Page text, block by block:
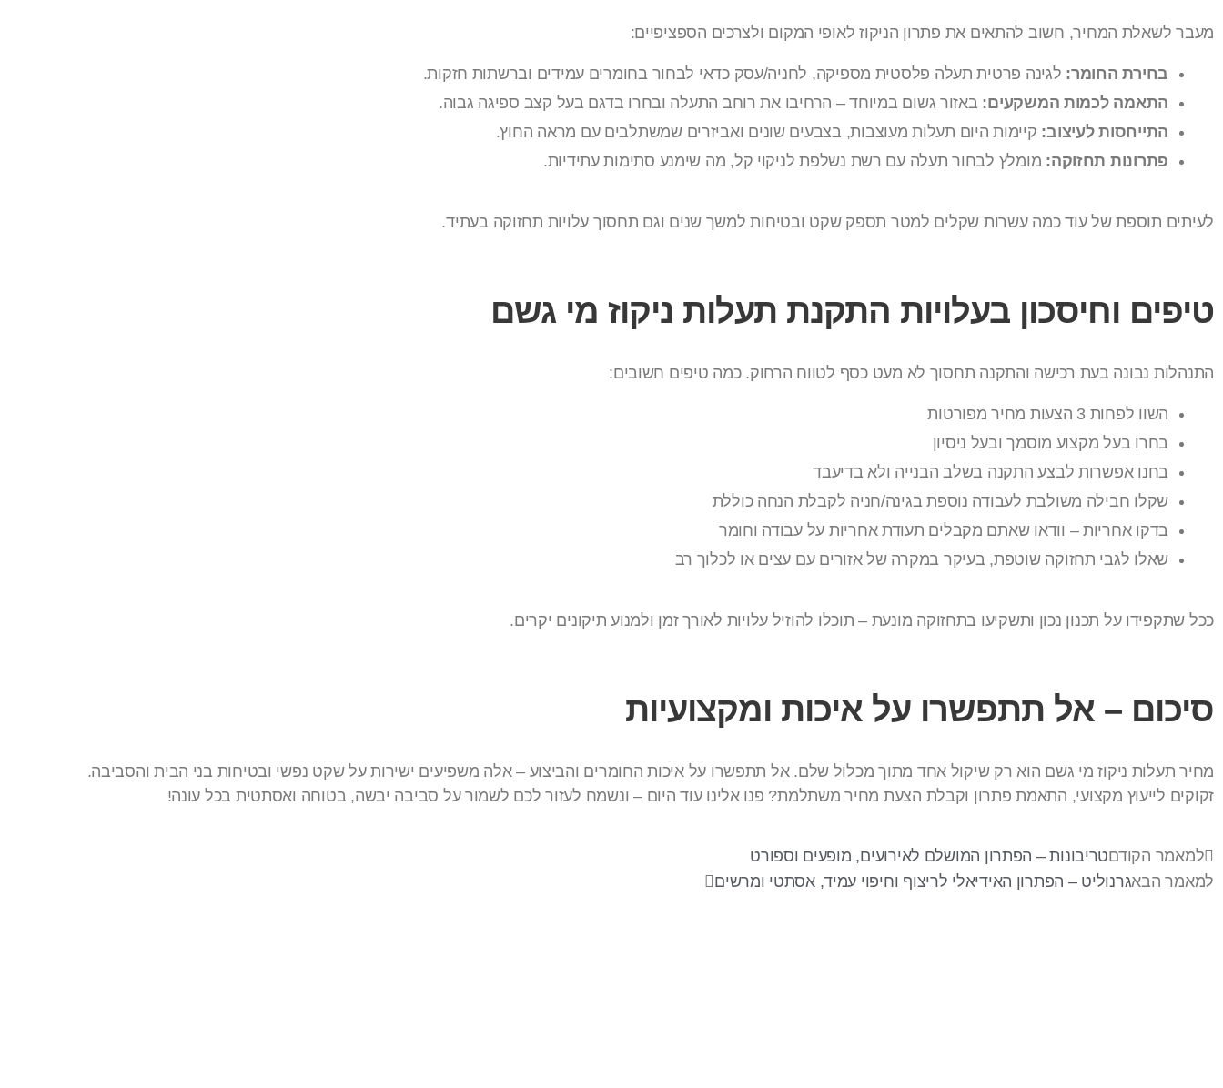
מעבר לשאלת המחיר, חשוב להתאים את פתרון הניקוז לאופי המקום ולצרכים הספציפיים:
בחירת החומר: לגינה פרטית תעלה פלסטית מספיקה, לחניה/עסק כדאי לבחור בחומרים עמידים וברשתות חזקות.
התאמה לכמות המשקעים: באזור גשום במיוחד – הרחיבו את רוחב התעלה ובחרו בדגם בעל קצב ספיגה גבוה.
התייחסות לעיצוב: קיימות היום תעלות מעוצבות, בצבעים שונים ואביזרים שמשתלבים עם מראה החוץ.
פתרונות תחזוקה: מומלץ לבחור תעלה עם רשת נשלפת לניקוי קל, מה שימנע סתימות עתידיות.
לעיתים תוספת של עוד כמה עשרות שקלים למטר תספק שקט ובטיחות למשך שנים וגם תחסוך עלויות תחזוקה בעתיד.
טיפים וחיסכון בעלויות התקנת תעלות ניקוז מי גשם
התנהלות נבונה בעת רכישה והתקנה תחסוך לא מעט כסף לטווח הרחוק. כמה טיפים חשובים:
השוו לפחות 3 הצעות מחיר מפורטות
בחרו בעל מקצוע מוסמך ובעל ניסיון
בחנו אפשרות לבצע התקנה בשלב הבנייה ולא בדיעבד
שקלו חבילה משולבת לעבודה נוספת בגינה/חניה לקבלת הנחה כוללת
בדקו אחריות – וודאו שאתם מקבלים תעודת אחריות על עבודה וחומר
שאלו לגבי תחזוקה שוטפת, בעיקר במקרה של אזורים עם עצים או לכלוך רב
ככל שתקפידו על תכנון נכון ותשקיעו בתחזוקה מונעת – תוכלו להוזיל עלויות לאורך זמן ולמנוע תיקונים יקרים.
סיכום – אל תתפשרו על איכות ומקצועיות
מחיר תעלות ניקוז מי גשם הוא רק שיקול אחד מתוך מכלול שלם. אל תתפשרו על איכות החומרים והביצוע – אלה משפיעים ישירות על שקט נפשי ובטיחות בני הבית והסביבה.
זקוקים לייעוץ מקצועי, התאמת פתרון וקבלת הצעת מחיר משתלמת? פנו אלינו עוד היום – ונשמח לעזור לכם לשמור על סביבה יבשה, בטוחה ואסתטית בכל עונה!
למאמר הקודםטריבונות – הפתרון המושלם לאירועים, מופעים וספורט
למאמר הבאגרנוליט – הפתרון האידיאלי לריצוף וחיפוי עמיד, אסתטי ומרשים